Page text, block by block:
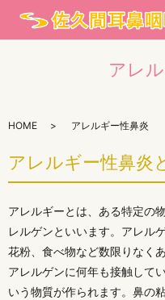
アレ
HOME アレルギー性鼻炎
アレルギー性鼻炎
アレルギーとは、ある特定の
レルゲンといいます。アレル
花粉、食べ物など数限りなくあ
アレルゲンに何年も接触して
いう物質が作られます。鼻の